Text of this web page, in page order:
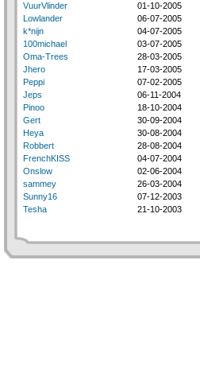
VuurVlinder
01-10-2005
Lowlander
06-07-2005
k*nijn
04-07-2005
100michael
03-07-2005
Oma-Trees
28-03-2005
Jhero
17-03-2005
Peppi
07-02-2005
Jeps
06-11-2004
Pinoo
18-10-2004
Gert
30-09-2004
Heya
30-08-2004
Robbert
28-08-2004
FrenchKISS
04-07-2004
Onslow
02-06-2004
sammey
26-03-2004
Sunny16
07-12-2003
Tesha
21-10-2003